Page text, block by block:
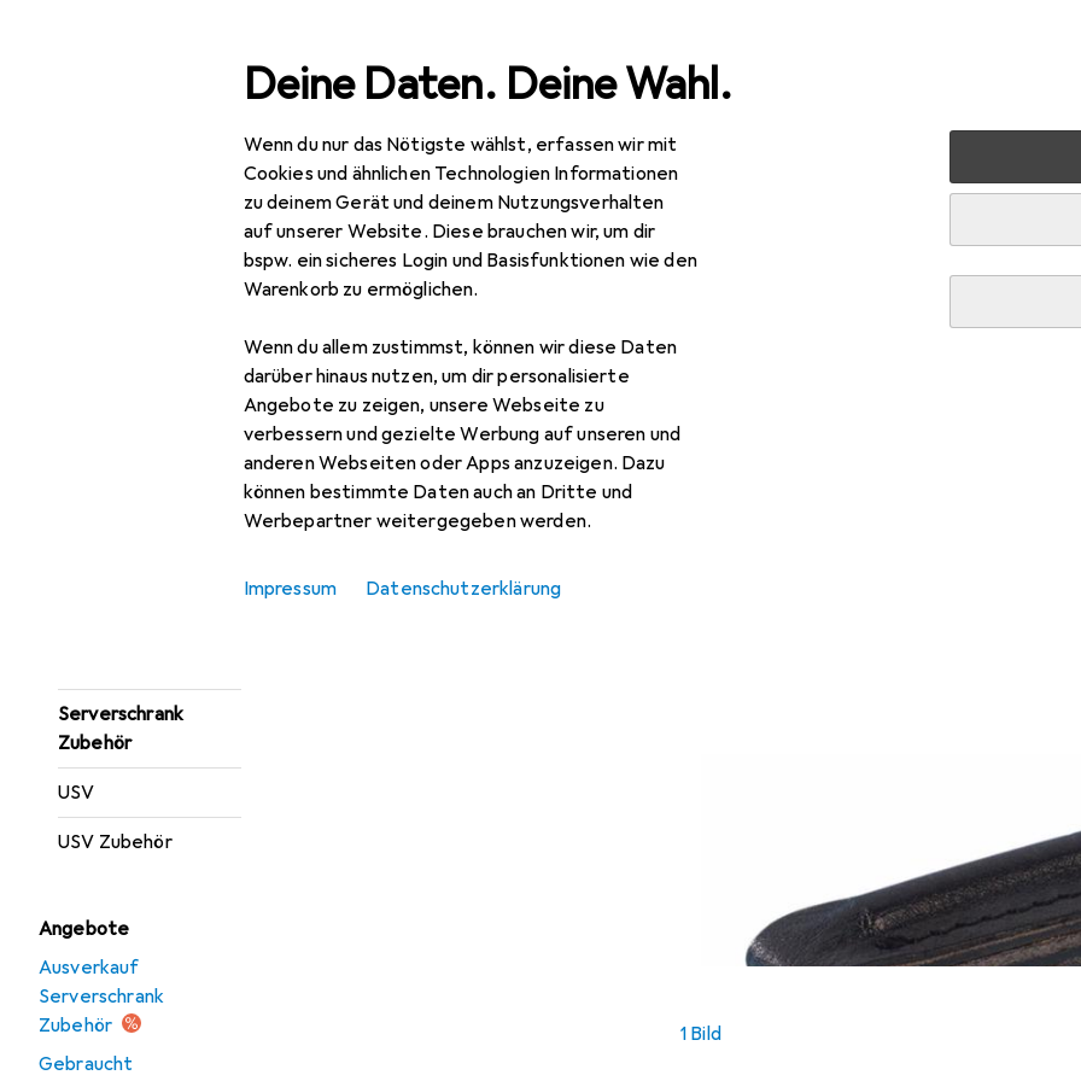
Deine Daten. Deine Wahl.
Wenn du nur das Nötigste wählst, erfassen wir mit
Cookies und ähnlichen Technologien Informationen
zu deinem Gerät und deinem Nutzungsverhalten
auf unserer Website. Diese brauchen wir, um dir
bspw. ein sicheres Login und Basisfunktionen wie den
Warenkorb zu ermöglichen.
Wenn du allem zustimmst, können wir diese Daten
darüber hinaus nutzen, um dir personalisierte
Angebote zu zeigen, unsere Webseite zu
verbessern und gezielte Werbung auf unseren und
anderen Webseiten oder Apps anzuzeigen. Dazu
können bestimmte Daten auch an Dritte und
Werbepartner weitergegeben werden.
Impressum Datenschutzerklärung
Navigation nach Kategorien
Serverschrank
Zubehör
USV
USV Zubehör
Angebote
Ausverkauf
Serverschrank
Zubehör
Gebraucht
Gesamtsortiment IT + Multimedia Netzwerk
1 Bild